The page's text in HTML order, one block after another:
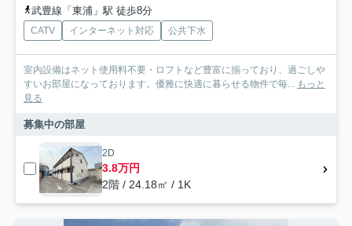
武豊線「東浦」駅 徒歩8分
CATV インターネット対応 公共下水
室内設備はネット使用料不要・ロフトなど豊富に揃っており、過ごしや
すいお部屋になっております。優雅に快適に暮らせる物件で毎...
もっと
見る
募集中の部屋
2D
3.8万円
2階 / 24.18㎡ / 1K